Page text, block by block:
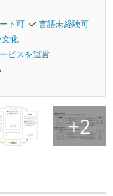
ト可
言語未経験可
化
ビスを運営